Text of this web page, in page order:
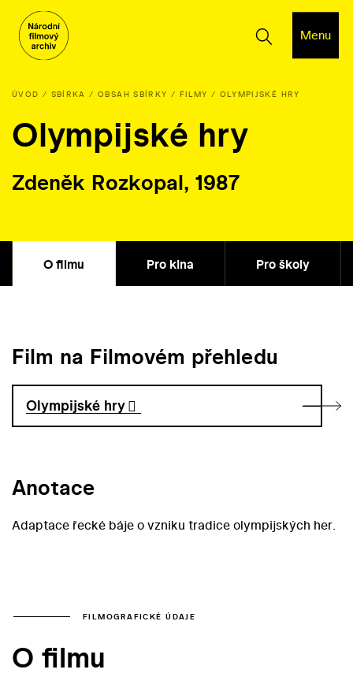
Menu
ÚVOD SBÍRKA OBSAH SBÍRKY FILMY OLYMPIJSKÉ HRY
Olympijské hry
Zdeněk Rozkopal, 1987
O filmu Pro kina Pro školy
Film na Filmovém přehledu
Olympijské hry
Anotace
Adaptace řecké báje o vzniku tradice olympijských her.
FILMOGRAFICKÉ ÚDAJE
O filmu